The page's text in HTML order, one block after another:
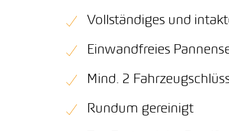
Vollständiges und
Einwandfreies
Mind. 2
Rundum gereinigt